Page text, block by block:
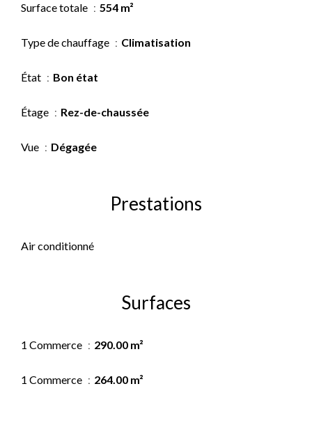
Surface totale 554 m²
Type de chauffage Climatisation
État Bon état
Étage Rez-de-chaussée
Vue Dégagée
Prestations
Air conditionné
Surfaces
1 Commerce 290.00 m²
1 Commerce 264.00 m²